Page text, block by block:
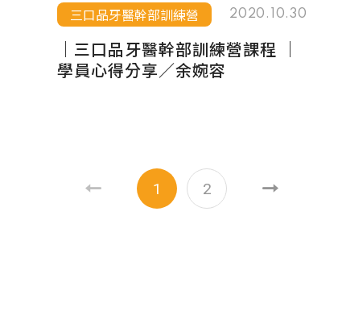
三口品牙醫幹部訓練營 2020.10.30
｜三口品牙醫幹部訓練營課程 ｜
學員心得分享／余婉容
1 2